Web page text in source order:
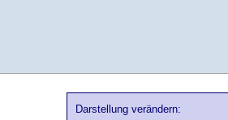
Darstellung verändern: